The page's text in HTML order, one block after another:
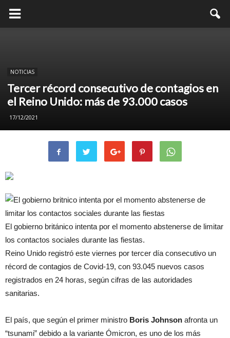
NOTICIAS
Tercer récord consecutivo de contagios en
el Reino Unido: más de 93.000 casos
17/12/2021
El gobierno británico intenta por el momento abstenerse de limitar
los contactos sociales durante las fiestas.
Reino Unido registró este viernes por tercer día consecutivo un
récord de contagios de Covid-19, con 93.045 nuevos casos
registrados en 24 horas, según cifras de las autoridades
sanitarias.
El país, que según el primer ministro Boris Johnson afronta un
“tsunami” debido a la variante Ómicron, es uno de los más